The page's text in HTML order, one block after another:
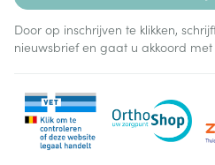
Door op inschrijven te klikken,
nieuwsbrief en gaat u akkoord